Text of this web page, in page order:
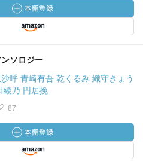
ソロジー
呼 青崎有吾 乾くるみ 織守きょう
綾乃 円居挽
87